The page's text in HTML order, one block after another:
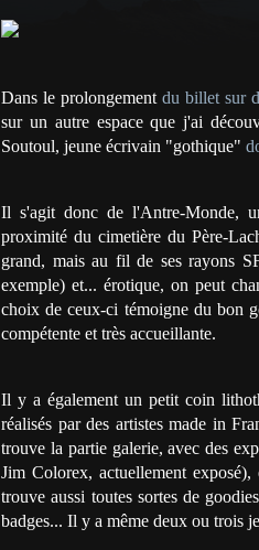
Dans le prolongementdu billet sur
sur un autre espace que j'ai
Soutoul, jeune écrivain "gothique"
Il s'agit donc de l'Antre-Monde,
proximité du cimetière du Père-
grand, mais au fil de ses rayons
exemple) et... érotique, on peut
choix de ceux-ci témoigne du bon
compétente et très accueillante.
Il y a également un petit coin
réalisés par des artistes made in
trouve la partie galerie, avec des
Jim Colorex, actuellement
trouve aussi toutes sortes de
badges... Il y a même deux ou trois